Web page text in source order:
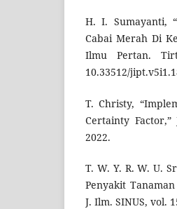
H. I. Sumayanti,
Cabai Merah Di
Ilmu Pertan.
10.33512/
T. Christy,
Certainty
2022.
T. W. Y. R. W. U.
Penyakit
J. Ilm. SINUS, vol.